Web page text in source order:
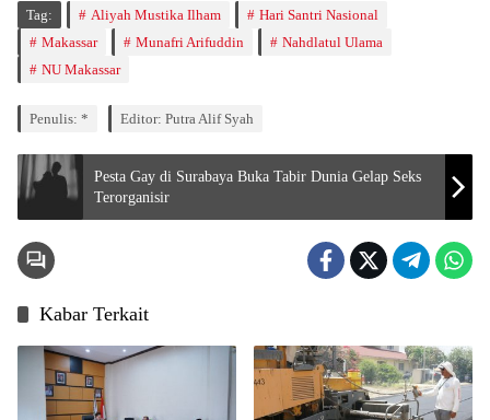
Tag: Aliyah Mustika Ilham
Hari Santri Nasional
Makassar
Munafri Arifuddin
Nahdlatul Ulama
NU Makassar
Penulis: * Editor: Putra Alif Syah
Pesta Gay di Surabaya Buka Tabir Dunia Gelap Seks
Terorganisir
Kabar Terkait